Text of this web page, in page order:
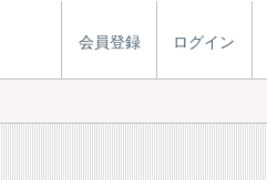
会員登録 ログイン